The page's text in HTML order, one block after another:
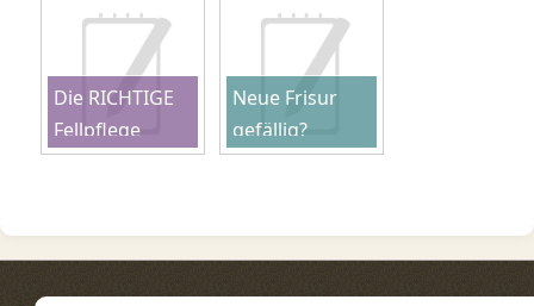
Die RICHTIGE
Fellpflege
Neue Frisur
gefällig?